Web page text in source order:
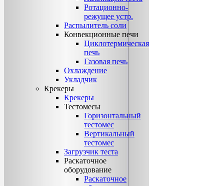
Ротационно-
режущее устр.
Распылитель соли
Конвекционные печи
Циклотермическая
печь
Газовая печь
Охлаждение
Укладчик
Крекеры
Крекеры
Тестомесы
Горизонтальный
тестомес
Вертикальный
тестомес
Загрузчик теста
Раскаточное
оборудование
Раскаточное